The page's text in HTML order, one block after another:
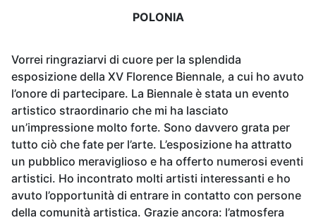
POLONIA
Vorrei ringraziarvi di cuore per la splendida
esposizione della XV Florence Biennale, a cui ho avuto
l’onore di partecipare. La Biennale è stata un evento
artistico straordinario che mi ha lasciato
un’impressione molto forte. Sono davvero grata per
tutto ciò che fate per l’arte. L’esposizione ha attratto
un pubblico meraviglioso e ha offerto numerosi eventi
artistici. Ho incontrato molti artisti interessanti e ho
avuto l’opportunità di entrare in contatto con persone
della comunità artistica. Grazie ancora: l’atmosfera